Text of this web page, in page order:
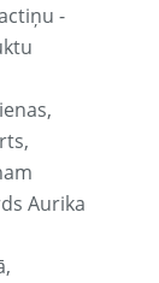
-
Aurika